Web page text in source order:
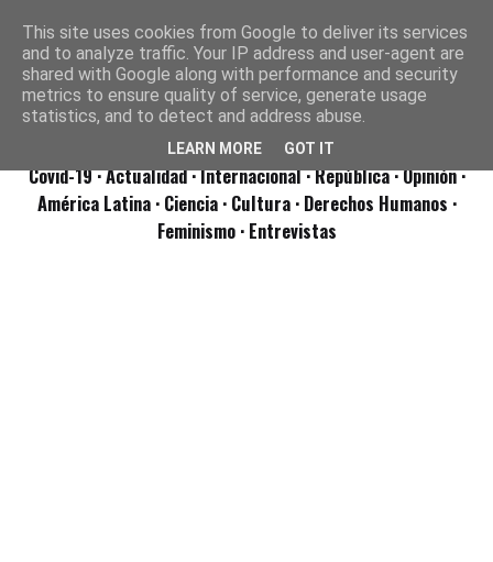
Covid-19· Actualidad· Internacional· República· Opinión·
América Latina · Ciencia · Cultura · Derechos Humanos ·
Feminismo · Entrevistas
This site uses cookies from Google to deliver its services
and to analyze traffic. Your IP address and user-agent are
shared with Google along with performance and security
metrics to ensure quality of service, generate usage
statistics, and to detect and address abuse.
LEARN MORE GOT IT